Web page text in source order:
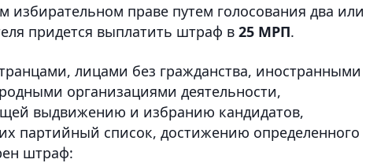
праве путем голосования два или
придется выплатить штраф в 25 МРП.
лицами без гражданства, иностранными
организациями деятельности,
выдвижению и избранию кандидатов,
партийный список, достижению определенного
штраф: